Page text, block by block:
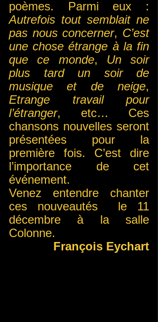
Autrefois tout semblait ne
pas nous concerner, C’est
une chose étrange à la fin
que ce monde, Un soir
plus tard un soir de
musique et de neige
Etrange travail pour
l’étranger, etc… Ces
chansons nouvelles seront
présentées pour la
première fois. C’est dire
l’importance de cet
événement.
Venez entendre chanter
ces nouveautés  le 11
décembre à la salle
Colonne.
François Eychart